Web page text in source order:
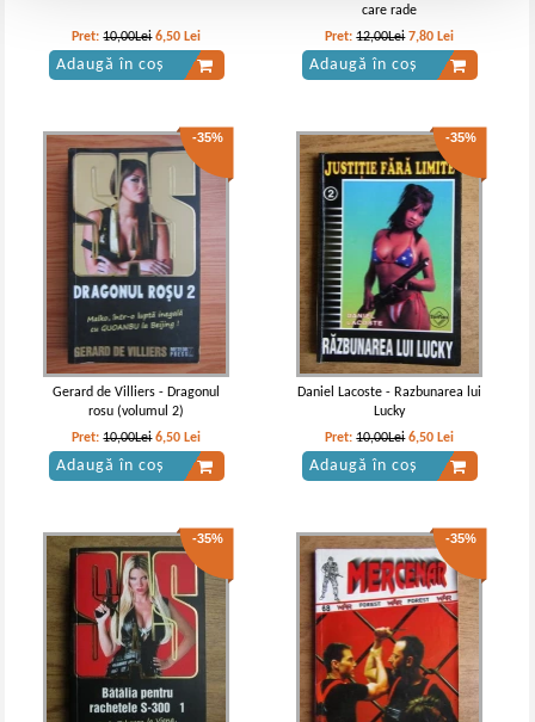
Pret:10,00Lei 6,50 Lei
Adaugă în coș
care rade
Pret:12,00Lei 7,80 Lei
Adaugă în coș
-35%
Gerard de Villiers - Dragonul
rosu (volumul 2)
Pret:10,00Lei 6,50 Lei
Adaugă în coș
-35%
Daniel Lacoste - Razbunarea lui
Lucky
Pret:10,00Lei 6,50 Lei
Adaugă în coș
-35% -35%